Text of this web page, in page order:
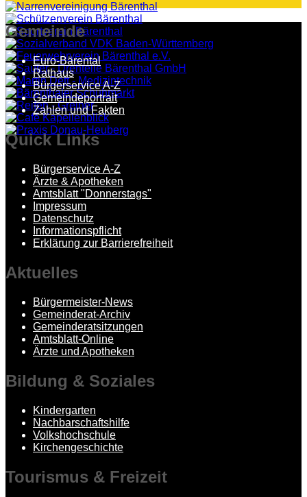
Gemeinde
Euro-Bärental
Rathaus
Bürgerservice A-Z
Gemeindeportrait
Zahlen und Fakten
QuickLinks
Bürgerservice A-Z
Ärzte & Apotheken
Amtsblatt "Donnerstags"
Impressum
Datenschutz
Informationspflicht
Erklärung zur Barrierefreiheit
Aktuelles
Bürgermeister-News
Gemeinderat-Archiv
Gemeinderatsitzungen
Amtsblatt-Online
Ärzte und Apotheken
Bildung & Soziales
Kindergarten
Nachbarschaftshilfe
Volkshochschule
Kirchengeschichte
Tourismus & Freizeit